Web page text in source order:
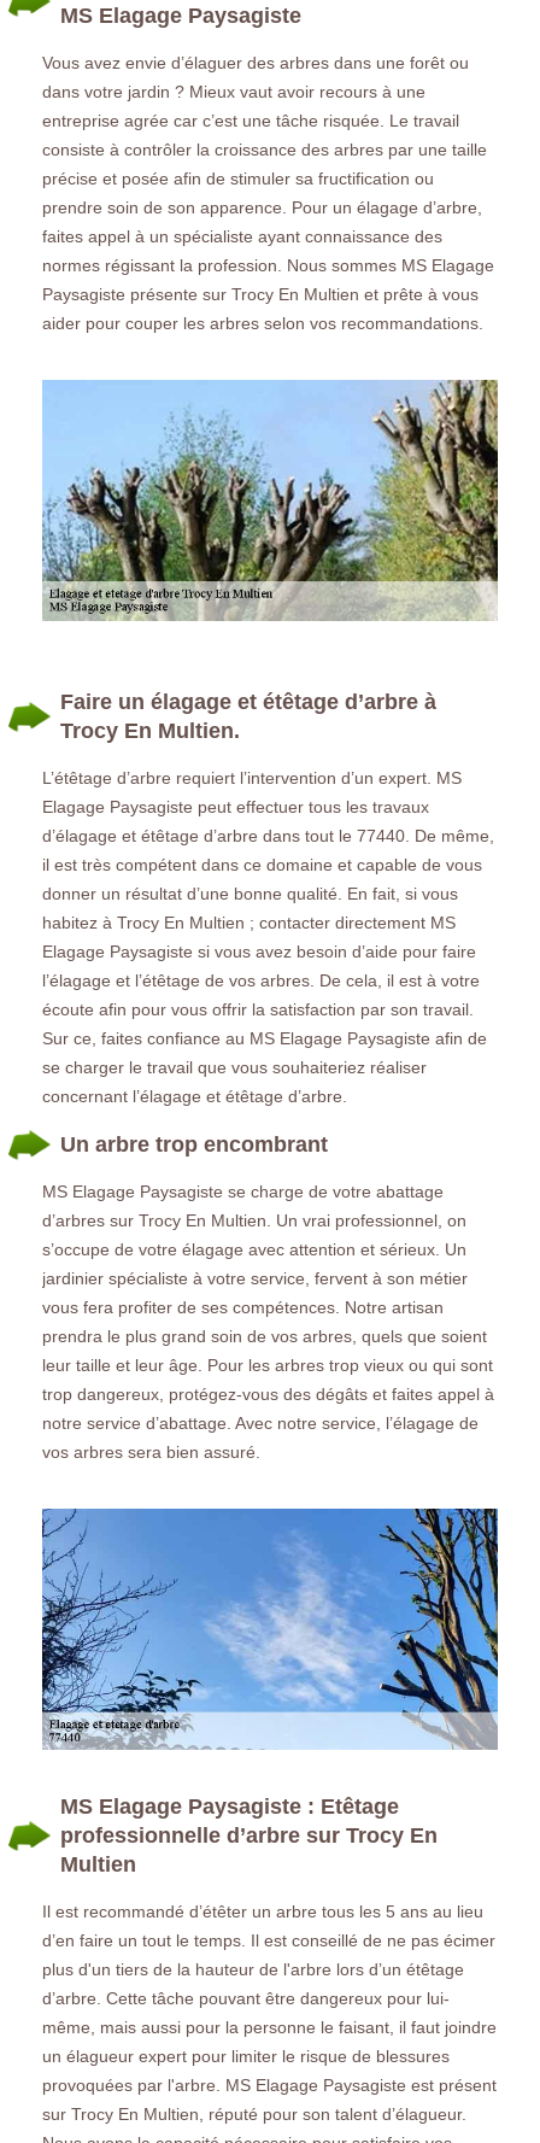
MS Elagage Paysagiste
Vous avez envie d’élaguer des arbres dans une forêt ou
dans votre jardin ? Mieux vaut avoir recours à une
entreprise agrée car c’est une tâche risquée. Le travail
consiste à contrôler la croissance des arbres par une taille
précise et posée afin de stimuler sa fructification ou
prendre soin de son apparence. Pour un élagage d’arbre,
faites appel à un spécialiste ayant connaissance des
normes régissant la profession. Nous sommes MS Elagage
Paysagiste présente sur Trocy En Multien et prête à vous
aider pour couper les arbres selon vos recommandations.
Faire un élagage et étêtage d’arbre à
Trocy En Multien.
L’étêtage d’arbre requiert l’intervention d’un expert. MS
Elagage Paysagiste peut effectuer tous les travaux
d’élagage et étêtage d’arbre dans tout le 77440. De même,
il est très compétent dans ce domaine et capable de vous
donner un résultat d’une bonne qualité. En fait, si vous
habitez à Trocy En Multien ; contacter directement MS
Elagage Paysagiste si vous avez besoin d’aide pour faire
l’élagage et l’étêtage de vos arbres. De cela, il est à votre
écoute afin pour vous offrir la satisfaction par son travail.
Sur ce, faites confiance au MS Elagage Paysagiste afin de
se charger le travail que vous souhaiteriez réaliser
concernant l’élagage et étêtage d’arbre.
Un arbre trop encombrant
MS Elagage Paysagiste se charge de votre abattage
d’arbres sur Trocy En Multien. Un vrai professionnel, on
s’occupe de votre élagage avec attention et sérieux. Un
jardinier spécialiste à votre service, fervent à son métier
vous fera profiter de ses compétences. Notre artisan
prendra le plus grand soin de vos arbres, quels que soient
leur taille et leur âge. Pour les arbres trop vieux ou qui sont
trop dangereux, protégez-vous des dégâts et faites appel à
notre service d’abattage. Avec notre service, l’élagage de
vos arbres sera bien assuré.
MS Elagage Paysagiste : Etêtage
professionnelle d’arbre sur Trocy En
Multien
Il est recommandé d’étêter un arbre tous les 5 ans au lieu
d’en faire un tout le temps. Il est conseillé de ne pas écimer
plus d'un tiers de la hauteur de l'arbre lors d’un étêtage
d’arbre. Cette tâche pouvant être dangereux pour lui-
même, mais aussi pour la personne le faisant, il faut joindre
un élagueur expert pour limiter le risque de blessures
provoquées par l'arbre. MS Elagage Paysagiste est présent
sur Trocy En Multien, réputé pour son talent d’élagueur.